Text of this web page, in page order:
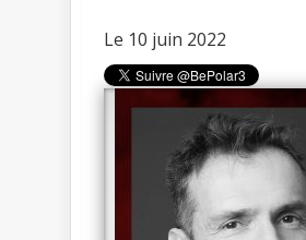
Le 10 juin 2022